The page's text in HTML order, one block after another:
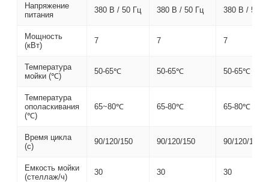
Напряжение
питания
380 В / 50 Гц 380 В / 50 Гц 380 В / 50
Мощность
(кВт)
7 7 7
Температура
мойки (℃)
50-65℃ 50-65℃ 50-65℃
Температура
ополаскивания
(℃)
65~80℃ 65-80℃ 65-80℃
Время цикла
(с)
90/120/150 90/120/150 90/120/150
Емкость мойки
(стеллаж/ч)
30 30 30